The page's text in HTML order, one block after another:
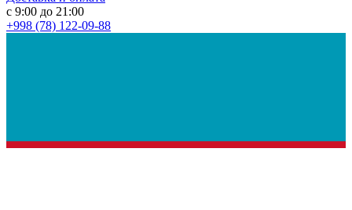
с 9:00 до 21:00
+998 (78) 122-09-88